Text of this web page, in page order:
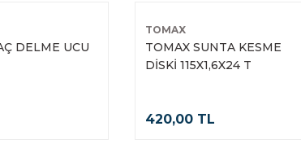
DELME UCU
TOMAX
TOMAX SUNTA KESME
DİSKİ 115X1,6X24 T
420,00 TL